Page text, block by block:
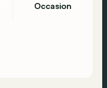
Occasion